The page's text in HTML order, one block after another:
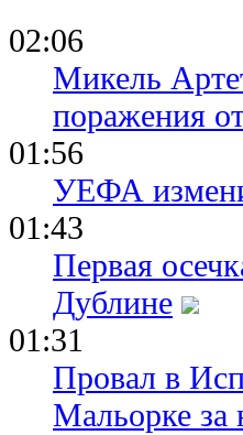
02:06
Микель
поражения
01:56
УЕФА
01:43
Первая
Дублине
01:31
Провал в
Мальорке за